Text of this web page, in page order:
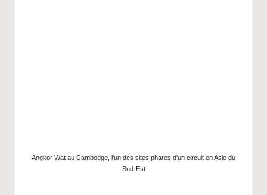
y
Angkor Wat au Cambodge, l'un des sites phares d'un circuit en Asie du
Sud-Est